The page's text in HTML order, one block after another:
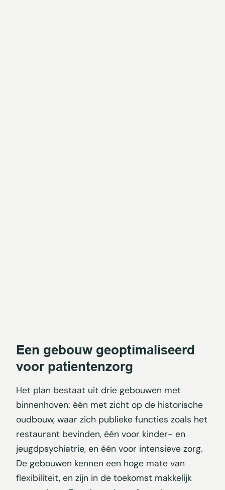
Een gebouw geoptimaliseerd
voor patientenzorg
Het plan bestaat uit drie gebouwen met
binnenhoven: één met zicht op de historische
oudbouw, waar zich publieke functies zoals het
restaurant bevinden, één voor kinder- en
jeugdpsychiatrie, en één voor intensieve zorg.
De gebouwen kennen een hoge mate van
flexibiliteit, en zijn in de toekomst makkelijk